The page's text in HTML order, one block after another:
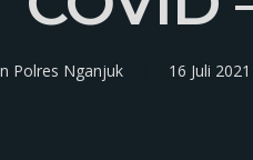
Polres Nganjuk 16 Juli 2021